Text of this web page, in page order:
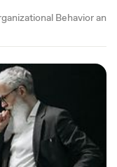
Behavior an